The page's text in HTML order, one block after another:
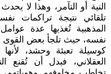
النية أو التآمر، وهذا لا
تلقائي نتيجة تراكمات
المذهبية تُغذيها عدة
نفسه، حيث تلجأ بعض القوى
كوسيلة تعبئة وحشد،
العقلاني، فبدل أن تُقنع